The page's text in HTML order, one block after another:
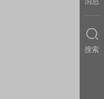
搜索